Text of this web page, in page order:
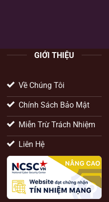
GIỚI THIỆU
Về Chúng Tôi
Chính Sách Bảo Mật
Miễn Trừ Trách Nhiệm
Liên Hệ